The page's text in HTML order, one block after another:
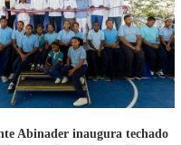
Abinader inaugura techado